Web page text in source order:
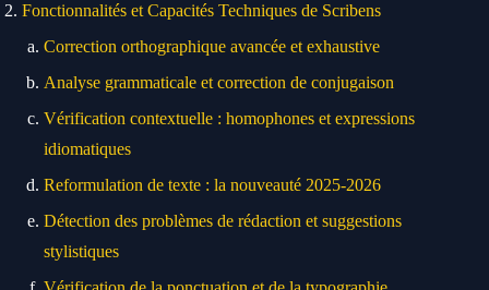
Fonctionnalités et Capacités Techniques de Scribens
Correction orthographique avancée et exhaustive
Analyse grammaticale et correction de conjugaison
Vérification contextuelle : homophones et expressions
idiomatiques
Reformulation de texte : la nouveauté 2025-2026
Détection des problèmes de rédaction et suggestions
stylistiques